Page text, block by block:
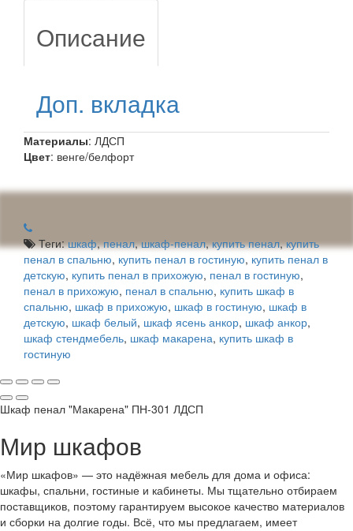
Описание
Доп. вкладка
Материалы: ЛДСП
Цвет: венге/белфорт
Теги:шкаф,пенал,шкаф-пенал,купить пенал,купить
пенал в спальню, купить пенал в гостиную, купить пенал в
детскую, купить пенал в прихожую, пенал в гостиную,
пенал в прихожую, пенал в спальню, купить шкаф в
спальню, шкаф в прихожую, шкаф в гостиную, шкаф в
детскую, шкаф белый, шкаф ясень анкор, шкаф анкор,
шкаф стендмебель, шкаф макарена, купить шкаф в
гостиную
Шкаф пенал "Макарена" ПН-301 ЛДСП
Мир шкафов
«Мир шкафов» — это надёжная мебель для дома и офиса:
шкафы, спальни, гостиные и кабинеты. Мы тщательно отбираем
поставщиков, поэтому гарантируем высокое качество материалов
и сборки на долгие годы. Всё, что мы предлагаем, имеет